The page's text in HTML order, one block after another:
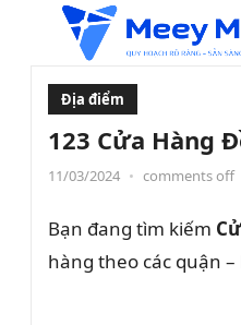
Địa điểm
123 Cửa Hàng
11/03/2024 • comments off
Bạn đang tìm kiếm
hàng theo các quận